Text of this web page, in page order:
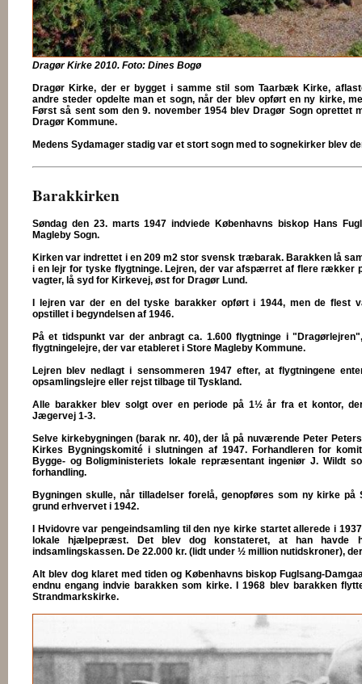
Dragør Kirke 2010. Foto: Dines Bogø
Dragør Kirke, der er bygget i samme stil som Taarbæk Kirke,
andre steder opdelte man et sogn, når der blev opført en ny kirke,
Først så sent som den 9. november 1954 blev Dragør Sogn
Dragør Kommune.
Medens Sydamager stadig var et stort sogn med to sognekirker blev
Barakkirken
Søndag den 23. marts 1947 indviede Københavns biskop Hans
Magleby Sogn.
Kirken var indrettet i en 209 m2 stor svensk træbarak. Barakken lå
i en lejr for tyske flygtninge. Lejren, der var afspærret af flere rækker
vagter, lå syd for Kirkevej, øst for Dragør Lund.
I lejren var der en del tyske barakker opført i 1944, men de flest
opstillet i begyndelsen af 1946.
På et tidspunkt var der anbragt ca. 1.600 flygtninge i
flygtningelejre, der var etableret i Store Magleby Kommune.
Lejren blev nedlagt i sensommeren 1947 efter, at flygtningene
opsamlingslejre eller rejst tilbage til Tyskland.
Alle barakker blev solgt over en periode på 1½ år fra et kontor,
Jægervej 1-3.
Selve kirkebygningen (barak nr. 40), der lå på nuværende Peter
Kirkes Bygningskomité i slutningen af 1947. Forhandleren for
Bygge- og Boligministeriets lokale repræsentant ingeniør J. Wildt
forhandling.
Bygningen skulle, når tilladelser forelå, genopføres som ny kirke på
grund erhvervet i 1942.
I Hvidovre var pengeindsamling til den nye kirke startet allerede i
lokale hjælpepræst. Det blev dog konstateret, at han havde
indsamlingskassen. De 22.000 kr. (lidt under ½ million nutidskroner),
Alt blev dog klaret med tiden og Københavns biskop Fuglsang-
endnu engang indvie barakken som kirke. I 1968 blev barakken
Strandmarkskirke.